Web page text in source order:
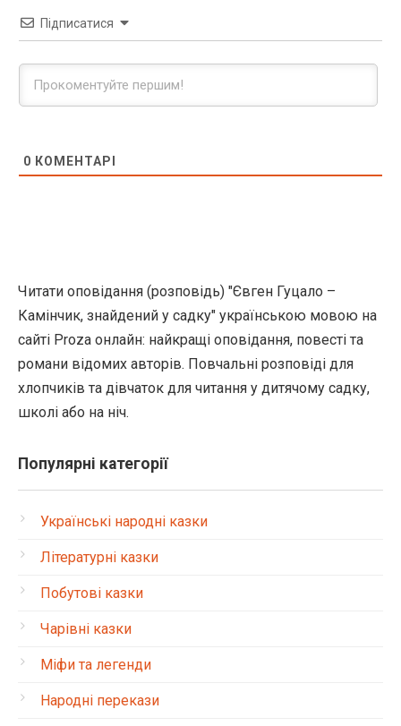
Підписатися
0 КОМЕНТАРІ
Читати оповідання (розповідь) "Євген Гуцало –
Камінчик, знайдений у садку" українською мовою на
сайті Proza онлайн: найкращі оповідання, повесті та
романи відомих авторів. Повчальні розповіді для
хлопчиків та дівчаток для читання у дитячому садку,
школі або на ніч.
Популярні категорії
Українські народні казки
Літературні казки
Побутові казки
Чарівні казки
Міфи та легенди
Народні перекази